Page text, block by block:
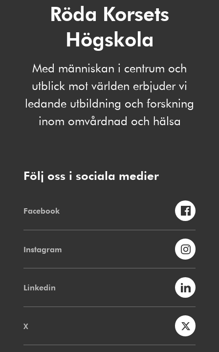
Röda Korsets
Högskola
Med människan i centrum och
utblick mot världen erbjuder vi
ledande utbildning och forskning
inom omvårdnad och hälsa
Följ oss i sociala medier
Facebook
Instagram
Linkedin
X